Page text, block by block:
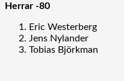
Herrar -80
Eric Westerberg
Jens Nylander
Tobias Björkman